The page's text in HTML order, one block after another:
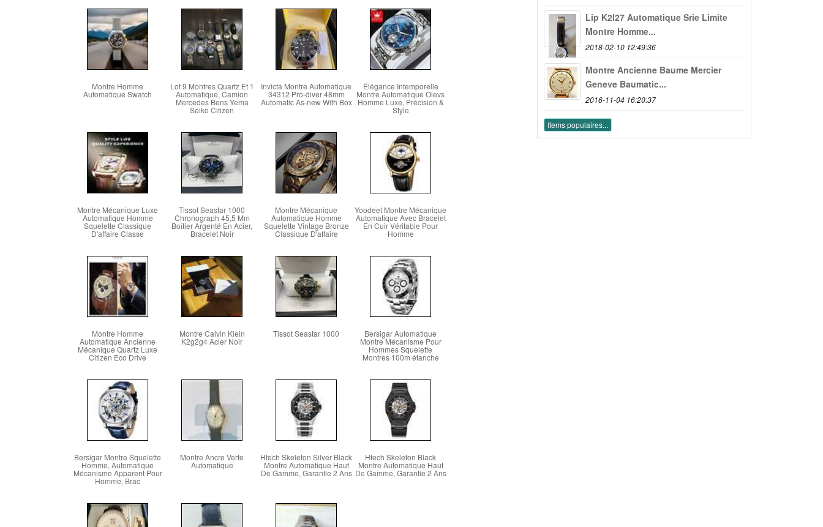
Montre Homme
Automatique Swatch
Lot 9 Montres Quartz Et 1
Automatique, Camion
Mercedes Bens Yema
Seiko Citizen
Invicta Montre Automatique
34312 Pro-diver 48mm
Automatic As-new With Box
Élégance Intemporelle
Montre Automatique Olevs
Homme Luxe, Précision &
Style
Montre Mécanique Luxe
Automatique Homme
Squelette Classique
D'affaire Classe
Tissot Seastar 1000
Chronograph 45,5 Mm
Boîtier Argenté En Acier,
Bracelet Noir
Montre Mécanique
Automatique Homme
Squelette Vintage Bronze
Classique D'affaire
Yoodeet Montre Mécanique
Automatique Avec Bracelet
En Cuir Véritable Pour
Homme
Montre Homme
Automatique Ancienne
Mécanique Quartz Luxe
Citizen Eco Drive
Montre Calvin Klein
K2g2g4 Acier Noir
Tissot Seastar 1000 Bersigar Automatique
Montre Mécanisme Pour
Hommes Squelette
Montres 100m étanche
Bersigar Montre Squelette
Homme, Automatique
Mécanisme Apparent Pour
Homme, Brac
Montre Ancre Verte
Automatique
Htech Skeleton Silver Black
Montre Automatique Haut
De Gamme, Garantie 2 Ans
Htech Skeleton Black
Montre Automatique Haut
De Gamme, Garantie 2 Ans
Lip K2l27 Automatique Srie Limite
Montre Homme...
2018-02-10 12:49:36
Montre Ancienne Baume Mercier
Geneve Baumatic...
2016-11-04 16:20:37
Items populaires...